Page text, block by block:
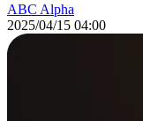
ABC Alpha
2025/04/15 04:00